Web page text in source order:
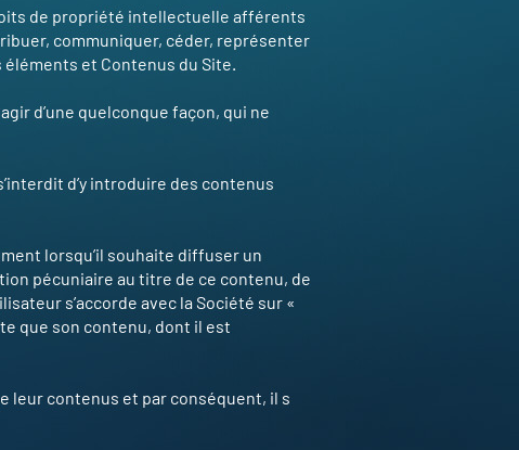
de propriété intellectuelle afférents
communiquer, céder, représenter
et Contenus du Site.
d’une quelconque façon, qui ne
d’y introduire des contenus
lorsqu’il souhaite diffuser un
pécuniaire au titre de ce contenu, de
s’accorde avec la Société sur «
que son contenu, dont il est
leur contenus et par conséquent, il s